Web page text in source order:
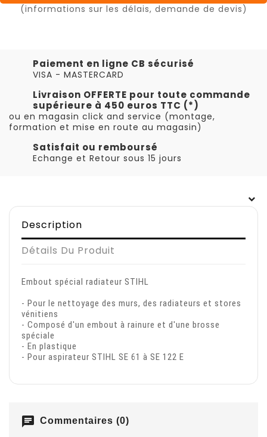
(informations sur les délais, demande de devis)
Paiement en ligne CB sécurisé
VISA - MASTERCARD
Livraison OFFERTE pour toute commande
supérieure à 450 euros TTC (*)
ou en magasin click and service (montage,
formation et mise en route au magasin)
Satisfait ou remboursé
Echange et Retour sous 15 jours
Description
Détails Du Produit
Embout spécial radiateur STIHL
- Pour le nettoyage des murs, des radiateurs et stores
vénitiens
- Composé d'un embout à rainure et d'une brosse
spéciale
- En plastique
- Pour aspirateur STIHL SE 61 à SE 122 E
chat Commentaires (0)